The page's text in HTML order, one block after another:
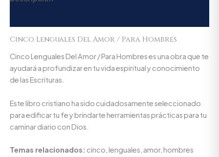
Cinco Lenguales Del Amor / Para Hombres
Cinco Lenguales Del Amor / Para Hombres es una obra que te
ayudará a profundizar en tu vida espiritual y conocimiento
de las Escrituras.
Este libro cristiano ha sido cuidadosamente seleccionado
para edificar tu fe y brindarte herramientas prácticas para tu
caminar diario con Dios.
Temas relacionados: cinco, lenguales, amor, hombres